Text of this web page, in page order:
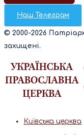
Наш Телеграм
© 2000-2026
захищені.
Київська церква